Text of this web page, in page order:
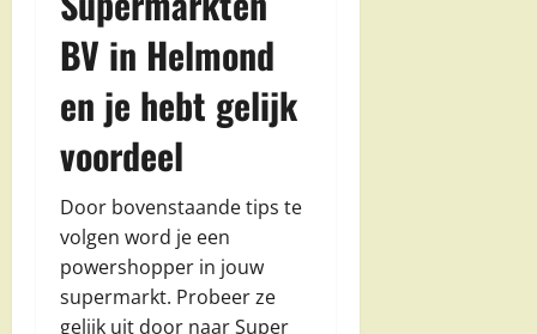
BV in Helmond
en je hebt gelijk
voordeel
Door bovenstaande tips te
volgen word je een
powershopper in jouw
supermarkt. Probeer ze
gelijk uit door naar Super